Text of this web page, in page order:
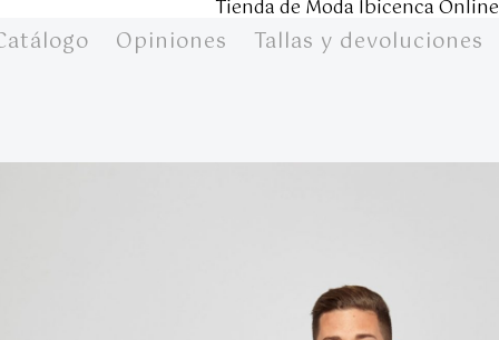
Opiniones Tallas y devoluciones
Tienda de Moda Ibicenca Online